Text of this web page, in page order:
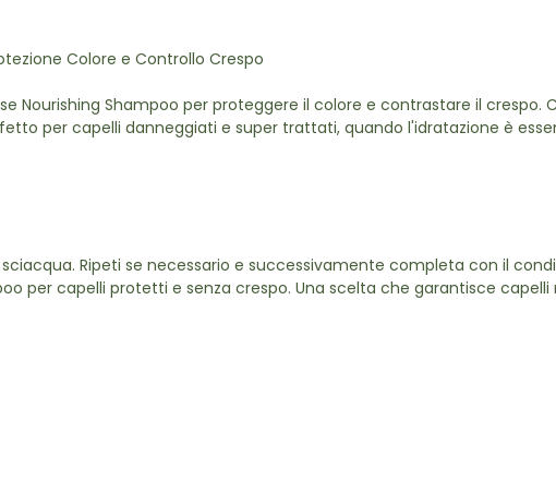
Colore e Controllo Crespo
Nourishing Shampoo per proteggere il colore e contrastare il
per capelli danneggiati e super trattati, quando l'idratazione è
Ripeti se necessario e successivamente completa con il
per capelli protetti e senza crespo. Una scelta che garantisce capelli